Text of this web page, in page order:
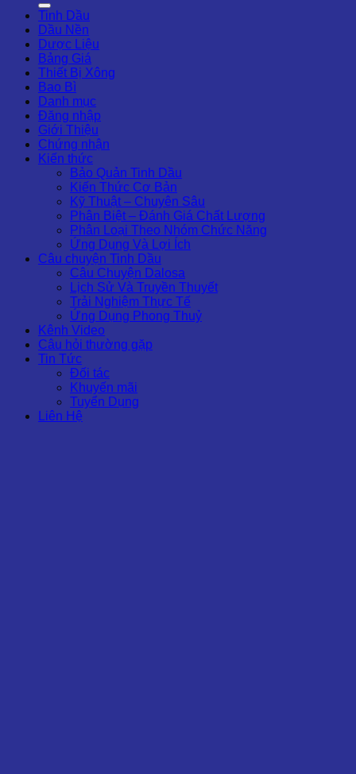
Tinh Dầu
Dầu Nền
Dược Liệu
Bảng Giá
Thiết Bị Xông
Bao Bì
Danh mục
Đăng nhập
Giới Thiệu
Chứng nhận
Kiến thức
Bảo Quản Tinh Dầu
Kiến Thức Cơ Bản
Kỹ Thuật – Chuyên Sâu
Phân Biệt – Đánh Giá Chất Lượng
Phân Loại Theo Nhóm Chức Năng
Ứng Dụng Và Lợi Ích
Câu chuyện Tinh Dầu
Câu Chuyện Dalosa
Lịch Sử Và Truyền Thuyết
Trải Nghiệm Thực Tế
Ứng Dụng Phong Thuỷ
Kênh Video
Câu hỏi thường gặp
Tin Tức
Đối tác
Khuyến mãi
Tuyển Dụng
Liên Hệ